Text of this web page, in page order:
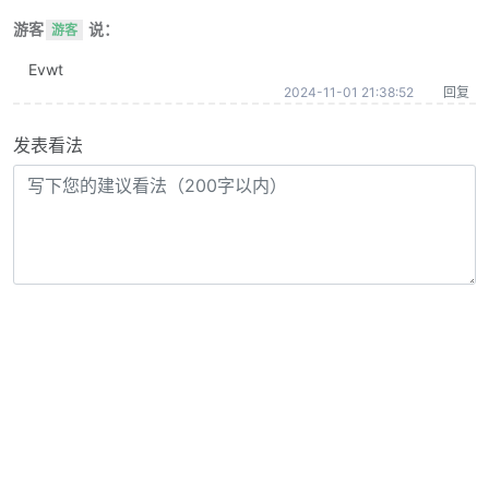
游客 游客 说：
Evwt
2024-11-01 21:38:52 回复
发表看法